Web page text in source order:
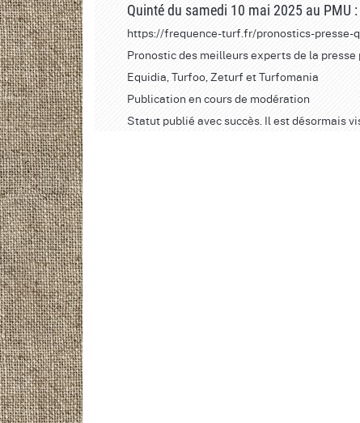
Quinté du samedi 10 mai 2025 au PMU
https://frequence-turf.fr/pronostics-presse-
Pronostic des meilleurs experts de la presse
Equidia, Turfoo, Zeturf et Turfomania
Publication en cours de modération
Statut publié avec succès. Il est désormais